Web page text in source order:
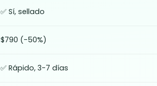
✅ Sí, sellado
$790 (-50%)
✅ Rápido, 3-7 días